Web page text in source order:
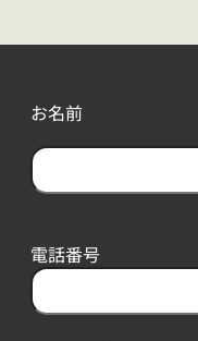
お名前
r
s
t
電話番号